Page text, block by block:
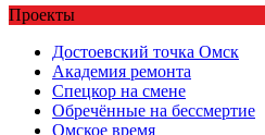
Проекты
Достоевский точка Омск
Академия ремонта
Спецкор на смене
Обречённые на бессмертие
Омское время